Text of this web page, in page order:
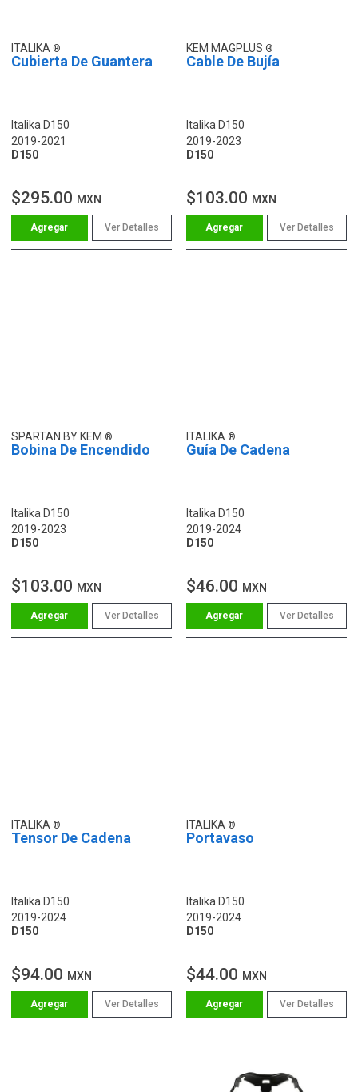
ITALIKA
Cubierta De Guantera
Italika D150
2019-2021
D150
$295.00 MXN
Ver Detalles
KEM MAGPLUS
Cable De Bujía
Italika D150
2019-2023
D150
$103.00 MXN
Ver Detalles
SPARTAN BY KEM
Bobina De Encendido
Italika D150
2019-2023
D150
$103.00 MXN
Ver Detalles
ITALIKA
Guía De Cadena
Italika D150
2019-2024
D150
$46.00 MXN
Ver Detalles
ITALIKA
Tensor De Cadena
Italika D150
2019-2024
D150
$94.00 MXN
Ver Detalles
ITALIKA
Portavaso
Italika D150
2019-2024
D150
$44.00 MXN
Ver Detalles